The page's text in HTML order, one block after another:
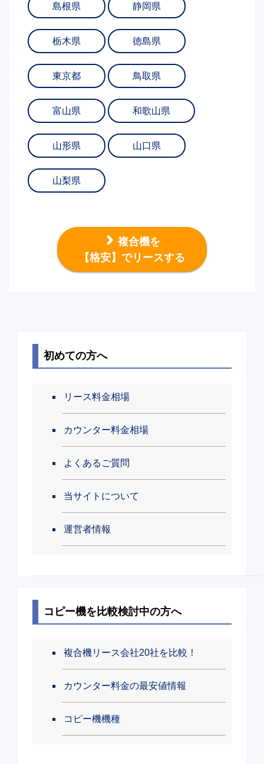
島根県 静岡県
栃木県 徳島県
東京都 鳥取県
富山県 和歌山県
山形県 山口県
山梨県
複合機を
【格安】でリースする
初めての方へ
リース料金相場
カウンター料金相場
よくあるご質問
当サイトについて
運営者情報
コピー機を比較検討中の方へ
複合機リース会社20社を比較！
カウンター料金の最安値情報
コピー機機種